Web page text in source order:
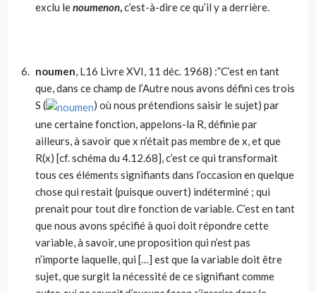
exclu lenoumenon,c’est-à-dire ce qu’il y a der­rière.
noumen, L16 Livre XVI, 11 déc. 1968) :”C’est en tant
que, dans ce champ de l’Autre nous avons défini ces trois
S (
) où nous prétendions saisir le sujet) par
une certaine fonc­tion, appelons-la R, définie par
ailleurs, à savoir que x n’était pas mem­bre de x, et que
R(x) [cf. schéma du 4.12.68], c’est ce qui transformait
tous ces éléments signifiants dans l’occasion en quelque
chose qui restait (puisque ouvert) indéterminé ; qui
prenait pour tout dire fonction de va­riable. C’est en tant
que nous avons spécifié à quoi doit répondre cette
variable, à savoir, une proposition qui n’est pas
n’importe laquelle, qui […] est que la variable doit être
sujet, que surgit la nécessité de ce signi­fiant comme